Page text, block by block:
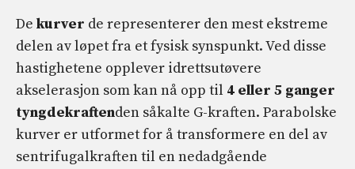
De kurver de representerer den mest ekstreme
delen av løpet fra et fysisk synspunkt. Ved disse
hastighetene opplever idrettsutøvere
akselerasjon som kan nå opp til 4 eller 5 ganger
tyngdekraftenden såkalte G-kraften. Parabolske
kurver er utformet for å transformere en del av
sentrifugalkraften til en nedadgående